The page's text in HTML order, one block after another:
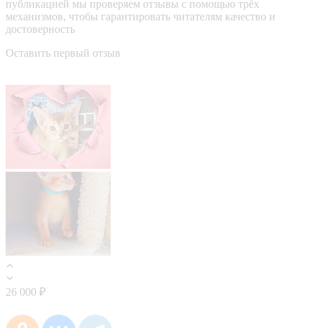
публикацией мы проверяем отзывы с помощью трёх
механизмов, чтобы гарантировать читателям качество и
достоверность
Оставить первый отзыв
26 000 ₽